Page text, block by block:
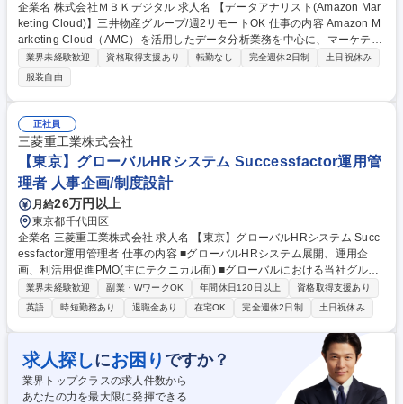
企業名 株式会社ＭＢＫデジタル 求人名 【データアナリスト(Amazon Mar
keting Cloud)】三井物産グループ/週2リモートOK 仕事の内容 Amazon M
arketing Cloud（AMC）を活用したデータ分析業務を中心に、マーケティ
ング課題の可視化から改善提案まで一貫して担当いただきます。広告運用
チームや営業担当と連携しながら、分析だけではなく、 クライアントの意
思決定を支援するポジションです。 ＜具体的な業務内容＞ ■データ分析：
Amazon Marketing Cloud（AMC）を活用したデータ抽出・分析■データ
整備：SQLを活用したデータ抽出・加工■ダッシュボード構築：BIツール
を活用したダッシュボード設計・構築■クライアント支援：営業・広告運
用担当との社内定例参加 募集職種 【データアナリスト(Amazon Marketin
g Cloud)】三井物産グループ/週2リモートOK
業界未経験歓迎 資格取得支援あり 転勤なし 完全週休2日制
土日祝休み
服装自由
正社員
三菱重工業株式会社
【東京】グローバルHRシステム Successfactor運用管
理者 人事企画/制度設計
月給26万円以上
東京都千代田区
企業名 三菱重工業株式会社 求人名 【東京】グローバルHRシステム Succ
essfactor運用管理者 仕事の内容 ■グローバルHRシステム展開、運用企
画、利活用促進PMO(主にテクニカル面) ■グローバルにおける当社グルー
プ事業、地域課題に対するHRシステムを活用したソリューション提供 一
定期間経過後でのグローバルHRシステムの運用拠点への出向(海外勤務)
や、中長期的に適性を考慮してグローバルも含めたHR領域での制度企
画・立案や、データ利活用等をはじめとしたDX等のご担当も想定してい
ます。現状ではSuccessfactorsのグローバルHRシステムとしての展開が
完了しており、現在各グループ会社のニーズに応じて利活用を推進中で
す。 募集職種 【東京】グローバルHRシステム Successfactor運用管理者
業界未経験歓迎 副業・WワークOK 年間休日120日以上
資格取得支援あり
英語
時短勤務あり 退職金あり 在宅OK 完全週休2日制 土日祝休み
求人探しにお困り ですか？
業界トップクラスの求人件数から
あなたの力を最大限に発揮できる